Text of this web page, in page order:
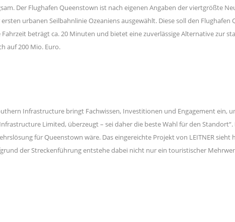
Der Flughafen Queenstown ist nach eigenen Angaben der viertgrößte
urbanen Seilbahnlinie Ozeaniens ausgewählt. Diese soll den
beträgt ca. 20 Minuten und bietet eine zuverlässige Alternative zur
auf 200 Mio. Euro.
Infrastructure bringt Fachwissen, Investitionen und Engagement ein,
Limited, überzeugt – sei daher die beste Wahl für den
für Queenstown wäre. Das eingereichte Projekt von LEITNER
der Streckenführung entstehe dabei nicht nur ein touristischer